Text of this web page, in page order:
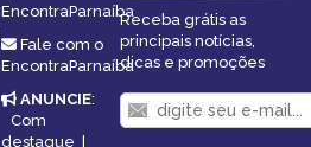
EncontraParnaíba
Fale com o
EncontraParnaíba
ANUNCIE:
Com
destaque |
Receba grátis as
principais notícias,
dicas e promoções